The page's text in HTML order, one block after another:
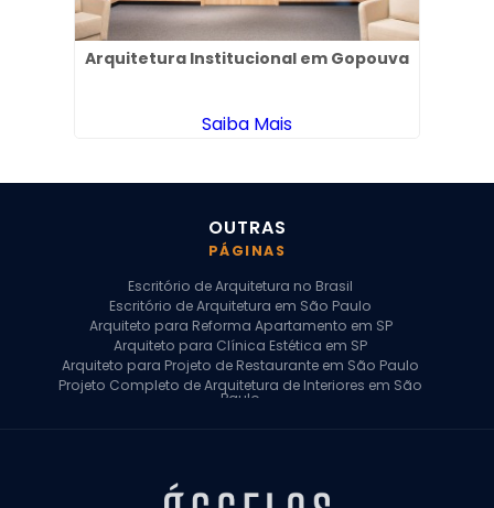
Arquitetura Institucional em Gopouva
Saiba Mais
OUTRAS
PÁGINAS
Escritório de Arquitetura no Brasil
Escritório de Arquitetura em São Paulo
Arquiteto para Reforma Apartamento em SP
Arquiteto para Clínica Estética em SP
Arquiteto para Projeto de Restaurante em São Paulo
Projeto Completo de Arquitetura de Interiores em São
Paulo
Arquiteto para Projeto Comercial em São Paulo
Arquiteto Comercial